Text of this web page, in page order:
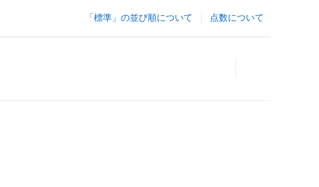
点数について
「標準」の並び順について